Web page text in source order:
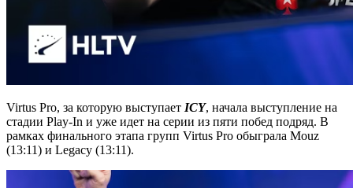
Virtus Pro, за которую выступает ICY, начала выступление на
стадии Play-In и уже идет на серии из пяти побед подряд. В
рамках финального этапа групп Virtus Pro обыграла Mouz
(13:11) и Legacy (13:11).